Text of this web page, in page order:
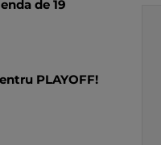
de 19
PLAYOFF!